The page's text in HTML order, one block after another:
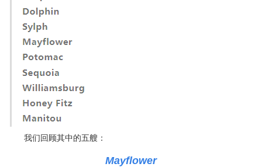
我们回顾其中的五艘：
Mayflower